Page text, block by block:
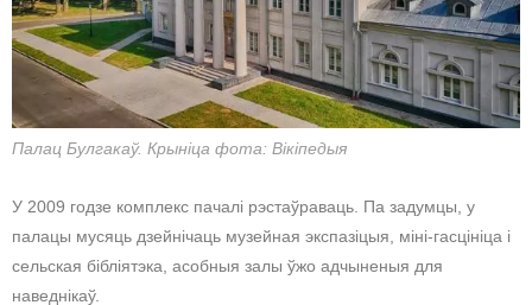
Палац Булгакаў. Крыніца фота: Вікіпедыя
У 2009 годзе комплекс пачалі рэстаўраваць. Па задумцы, у
палацы мусяць дзейнічаць музейная экспазіцыя, міні-гасцініца і
сельская бібліятэка, асобныя залы ўжо адчыненыя для
наведнікаў.